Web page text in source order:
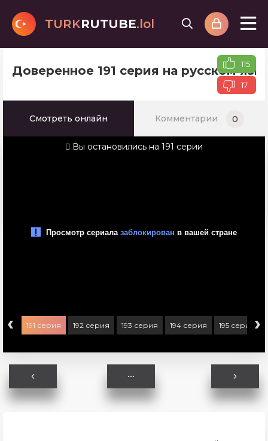
TURKRUTUBE.lol
Доверенное 191 серия на русском 115
17
Смотреть онлайн Комментарии 0
Вы остановились на 191 серии
‹ 191 серия 192 серия 193 серия 194 серия 195 серия ›